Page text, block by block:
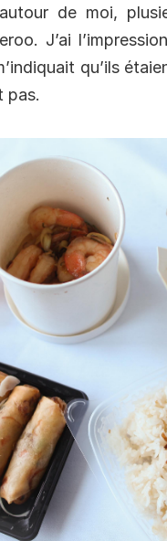
de moi,
J’ai
qu’ils
pas.